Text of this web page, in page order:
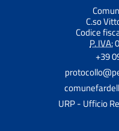
C.so
Codice
P. IVA:
+39
URP - Ufficio